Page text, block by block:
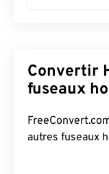
Convertir
fuseaux
autres fuseaux